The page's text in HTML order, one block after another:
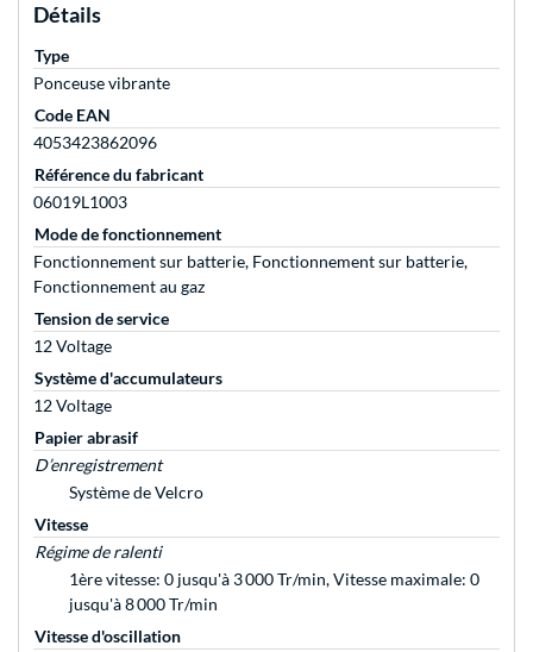
Détails
Type
Ponceuse vibrante
Code EAN
4053423862096
Référence du fabricant
06019L1003
Mode de fonctionnement
Fonctionnement sur batterie, Fonctionnement sur batterie,
Fonctionnement au gaz
Tension de service
12 Voltage
Système d'accumulateurs
12 Voltage
Papier abrasif
D’enregistrement
Système de Velcro
Vitesse
Régime de ralenti
1ère vitesse: 0 jusqu'à 3 000 Tr/min, Vitesse maximale: 0
jusqu'à 8 000 Tr/min
Vitesse d'oscillation